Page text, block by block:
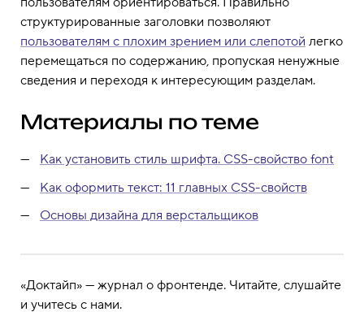
структурированные заголовки позволяют
пользователям с плохим зрением или слепотой легко
перемещаться по содержанию, пропуская ненужные
сведения и переходя к интересующим разделам.
Материалы по теме
Как установить стиль шрифта. CSS-свойство font
Как оформить текст: 11 главных CSS-свойств
Основы дизайна для верстальщиков
«Доктайп» — журнал о фронтенде. Читайте, слушайте
и учитесь с нами.